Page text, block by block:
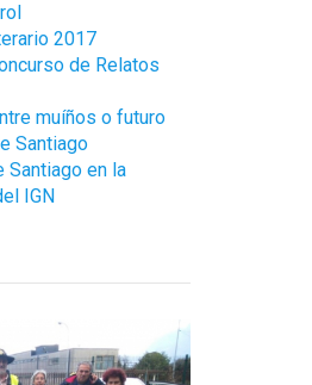
2017
de Relatos
muíños o futuro
Santiago
Santiago en la
IGN